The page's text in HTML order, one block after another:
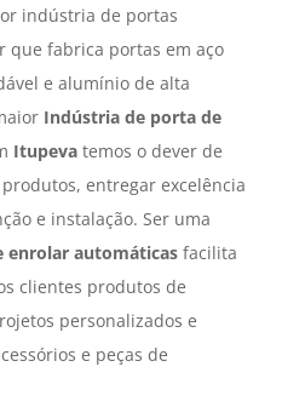
indústria de portas
que fabrica portas em aço
e alumínio de alta
Indústria de porta de
Itupevatemos o dever de
entregar excelência
e instalação. Ser uma
enrolar automáticasfacilita
clientes produtos de
personalizados e
e peças de